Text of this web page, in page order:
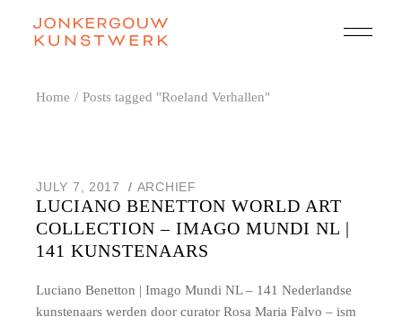
content
Home Posts tagged "Roeland Verhallen"
JULY 7, 2017 ARCHIEF
LUCIANO BENETTON WORLD ART
COLLECTION – IMAGO MUNDI NL |
141 KUNSTENAARS
Luciano Benetton | Imago Mundi NL – 141 Nederlandse
kunstenaars werden door curator Rosa Maria Falvo – ism